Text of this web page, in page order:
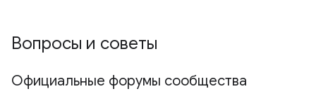
Вопросы и советы
Официальные форумы сообщества